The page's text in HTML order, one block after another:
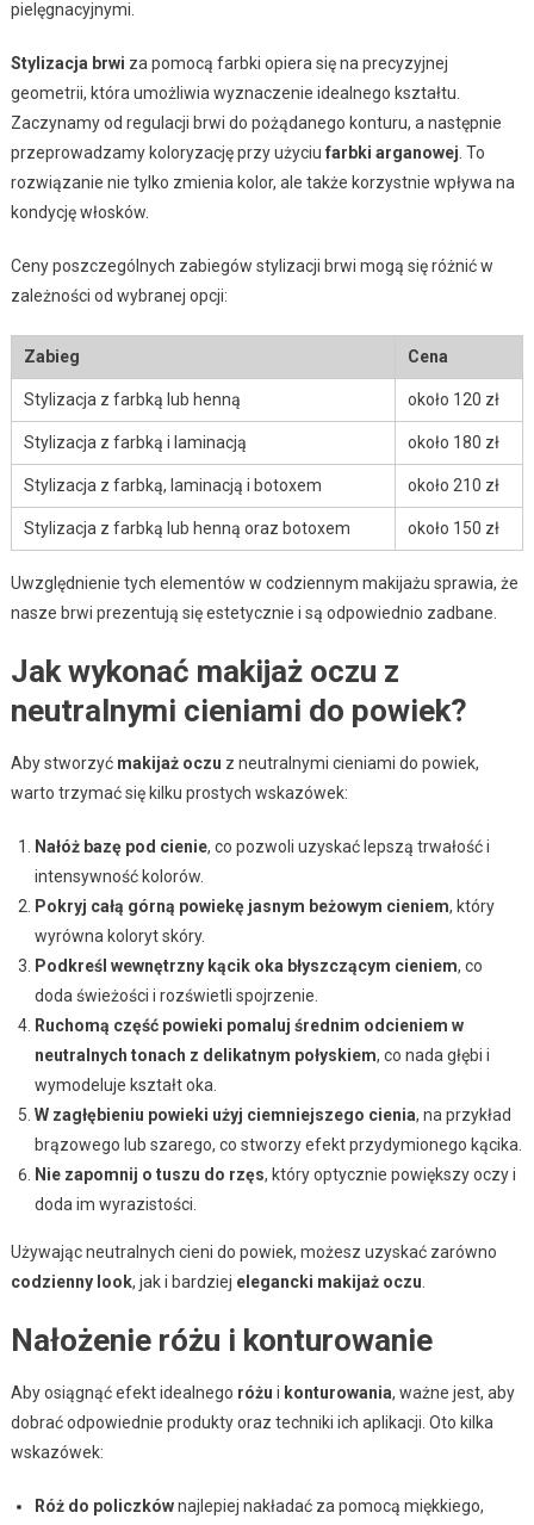
pielęgnacyjnymi.
Stylizacja brwi za pomocą farbki opiera się na precyzyjnej
geometrii, która umożliwia wyznaczenie idealnego kształtu.
Zaczynamy od regulacji brwi do pożądanego konturu, a następnie
przeprowadzamy koloryzację przy użyciu farbki arganowej . To
rozwiązanie nie tylko zmienia kolor, ale także korzystnie wpływa na
kondycję włosków.
Ceny poszczególnych zabiegów stylizacji brwi mogą się różnić w
zależności od wybranej opcji:
Zabieg Cena
Stylizacja z farbką lub henną około 120 zł
Stylizacja z farbką i laminacją około 180 zł
Stylizacja z farbką, laminacją i botoxem około 210 zł
Stylizacja z farbką lub henną oraz botoxem około 150 zł
Uwzględnienie tych elementów w codziennym makijażu sprawia, że
nasze brwi prezentują się estetycznie i są odpowiednio zadbane.
Jak wykonać makijaż oczu z
neutralnymi cieniami do powiek?
Aby stworzyć makijaż oczu z neutralnymi cieniami do powiek,
warto trzymać się kilku prostych wskazówek:
Nałóż bazę pod cienie, co pozwoli uzyskać lepszą trwałość i
intensywność kolorów.
Pokryj całą górną powiekę jasnym beżowym cieniem, który
wyrówna koloryt skóry.
Podkreśl wewnętrzny kącik oka błyszczącym cieniem, co
doda świeżości i rozświetli spojrzenie.
Ruchomą część powieki pomaluj średnim odcieniem w
neutralnych tonach z delikatnym połyskiem, co nada głębi i
wymodeluje kształt oka.
W zagłębieniu powieki użyj ciemniejszego cienia, na przykład
brązowego lub szarego, co stworzy efekt przydymionego kącika.
Nie zapomnij o tuszu do rzęs, który optycznie powiększy oczy i
doda im wyrazistości.
Używając neutralnych cieni do powiek, możesz uzyskać zarówno
codzienny look, jak i bardziej elegancki makijaż oczu
Nałożenie różu i konturowanie
Aby osiągnąć efekt idealnego różu i konturowania, ważne jest, aby
dobrać odpowiednie produkty oraz techniki ich aplikacji. Oto kilka
wskazówek:
Róż do policzkównajlepiej nakładać za pomocą miękkiego,